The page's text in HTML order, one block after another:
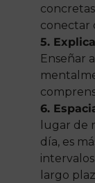
conectar
5.
Enseñar
6.
lugar de
día, es
largo